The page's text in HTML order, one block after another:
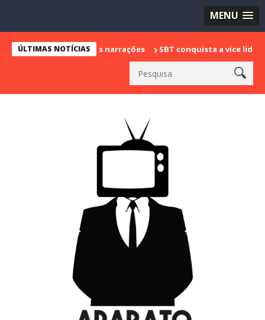
MENU
ÚLTIMAS NOTÍCIAS
despedida das narrações SBT conquista a vice liderança com